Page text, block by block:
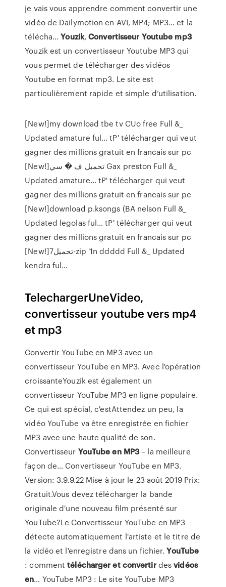
je vais vous apprendre comment convertir une
vidéo de Dailymotion en AVI, MP4; MP3... et la
télécha...Youzik,Convertisseur Youtube mp3
Youzik est un convertisseur Youtube MP3 qui
vous permet de télécharger des vidéos
Youtube en format mp3. Le site est
particulièrement rapide et simple d’utilisation.
[New!]my download tbe tv CUo free Full &_
Updated amature ful… tP' télécharger qui veut
gagner des millions gratuit en francais sur pc
[New!]تحميل ف � سي Gax preston Full &_
Updated amature… tP' télécharger qui veut
gagner des millions gratuit en francais sur pc
[New!]download p.ksongs (BA nelson Full &_
Updated legolas ful… tP' télécharger qui veut
gagner des millions gratuit en francais sur pc
[New!]تحميل7-zip '1n ddddd Full &_ Updated
kendra ful…
TelechargerUneVideo,
convertisseur youtube vers mp4
et mp3
Convertir YouTube en MP3 avec un
convertisseur YouTube en MP3. Avec l'opération
croissanteYouzik est également un
convertisseur YouTube MP3 en ligne populaire.
Ce qui est spécial, c'estAttendez un peu, la
vidéo YouTube va être enregistrée en fichier
MP3 avec une haute qualité de son.
Convertisseur YouTube en MP3– la meilleure
façon de… Convertisseur YouTube en MP3.
Version: 3.9.9.22 Mise à jour le 23 août 2019 Prix:
Gratuit.Vous devez télécharger la bande
originale d'une nouveau film présenté sur
YouTube?Le Convertisseur YouTube en MP3
détecte automatiquement l'artiste et le titre de
la vidéo et l'enregistre dans un fichier.YouTube
: commenttélécharger et convertirdesvidéos
en… YouTube MP3 : Le site YouTube MP3